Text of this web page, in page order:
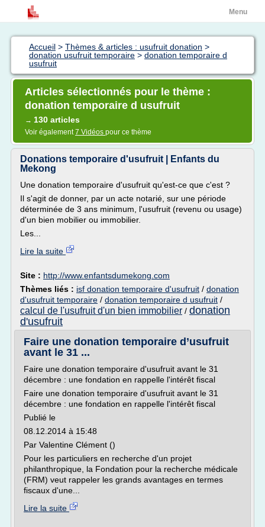
Menu
Accueil > Thèmes & articles : usufruit donation >
donation usufruit temporaire > donation temporaire d
usufruit
Articles sélectionnés pour le thème :
donation temporaire d usufruit
→ 130 articles
Voir également7 Vidéos pour ce thème
Donations temporaire d'usufruit | Enfants du
Mekong
Une donation temporaire d'usufruit qu'est-ce que c'est ?
Il s'agit de donner, par un acte notarié, sur une période
déterminée de 3 ans minimum, l'usufruit (revenu ou usage)
d'un bien mobilier ou immobilier.
Les...
Lire la suite
Site : http://www.enfantsdumekong.com
Thèmes liés : isf donation temporaire d'usufruit / donation
d'usufruit temporaire / donation temporaire d usufruit /
calcul de l'usufruit d'un bien immobilier / donation
d'usufruit
Faire une donation temporaire d’usufruit
avant le 31 ...
Faire une donation temporaire d'usufruit avant le 31
décembre : une fondation en rappelle l'intérêt fiscal
Faire une donation temporaire d'usufruit avant le 31
décembre : une fondation en rappelle l'intérêt fiscal
Publié le
08.12.2014 à 15:48
Par Valentine Clément ()
Pour les particuliers en recherche d'un projet
philanthropique, la Fondation pour la recherche médicale
(FRM) veut rappeler les grands avantages en termes
fiscaux d'une...
Lire la suite